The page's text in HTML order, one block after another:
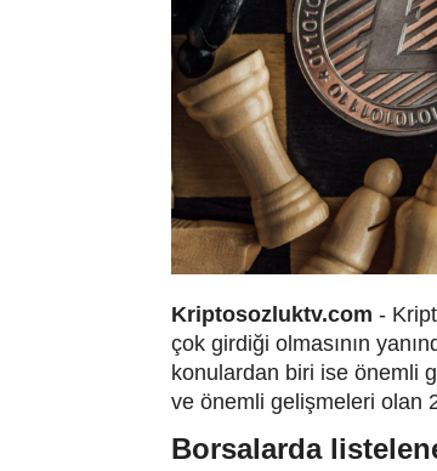
Kriptosozluktv.com -
çok girdiği olmasının
konulardan biri ise önemli
ve önemli gelişmeleri olan
Borsalarda